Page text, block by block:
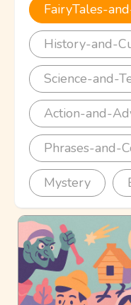
FairyTales-
History-and-
Science-and-
Action-and-
Phrases-and-
Mystery